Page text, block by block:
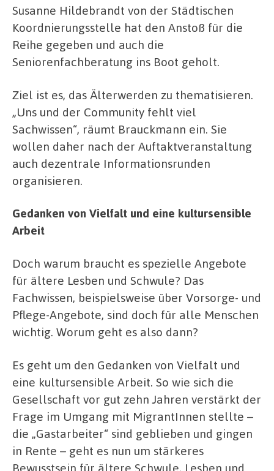
Susanne Hildebrandt von der Städtischen
Koordnierungsstelle hat den Anstoß für die
Reihe gegeben und auch die
Seniorenfachberatung ins Boot geholt.
Ziel ist es, das Älterwerden zu thematisieren.
„Uns und der Community fehlt viel
Sachwissen“, räumt Brauckmann ein. Sie
wollen daher nach der Auftaktveranstaltung
auch dezentrale Informationsrunden
organisieren.
Gedanken von Vielfalt und eine kultursensible
Arbeit
Doch warum braucht es spezielle Angebote
für ältere Lesben und Schwule? Das
Fachwissen, beispielsweise über Vorsorge- und
Pflege-Angebote, sind doch für alle Menschen
wichtig. Worum geht es also dann?
Es geht um den Gedanken von Vielfalt und
eine kultursensible Arbeit. So wie sich die
Gesellschaft vor gut zehn Jahren verstärkt der
Frage im Umgang mit MigrantInnen stellte –
die „Gastarbeiter“ sind geblieben und gingen
in Rente – geht es nun um stärkeres
Bewusstsein für ältere Schwule, Lesben und